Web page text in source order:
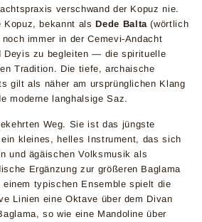
verschwand der Kopuz nie.
Kopuz, bekannt alsDede Balta (wörtlich
noch immer in der Cemevi-Andacht
Deyis zu begleiten — die spirituelle
Tradition. Die tiefe, archaische
gilt als näher am ursprünglichen Klang
moderne langhalsige Saz.
Weg. Sie ist das jüngste
kleines, helles Instrument, das sich
und ägäischen Volksmusik als
Ergänzung zur größeren Baglama
typischen Ensemble spielt die
Linien eine Oktave über dem Divan
so wie eine Mandoline über